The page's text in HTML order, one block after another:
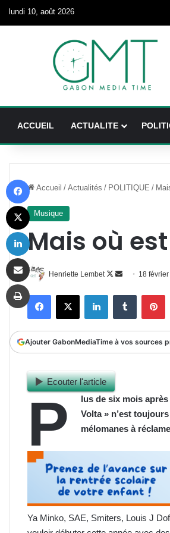
lundi 10, août 2026
ACCUEIL ACTUALITE
Accueil / Actualités / POLITIQUE /
Musique
Mais où
Henriette Lembet
Follow
Envoyer
courriel
18
FacebookX LinkedinTumblr
Ajouter GabonMediaTime à vos sources
Ecouter l'article
P
lus de six mois
Volta » n’est
mélomanes à
Ya Minko, SAE, Smiters, Louis J
X
Linkedin
Imprimer